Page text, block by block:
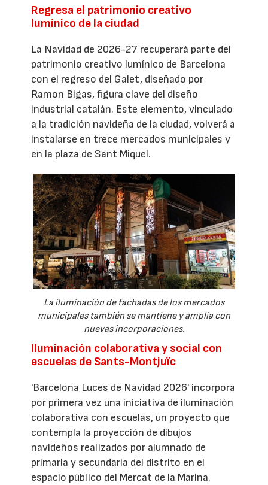
Regresa el patrimonio creativo
lumínico de la ciudad
La Navidad de 2026-27 recuperará parte del
patrimonio creativo lumínico de Barcelona
con el regreso del Galet, diseñado por
Ramon Bigas, figura clave del diseño
industrial catalán. Este elemento, vinculado
a la tradición navideña de la ciudad, volverá a
instalarse en trece mercados municipales y
en la plaza de Sant Miquel.
La iluminación de fachadas de los mercados
municipales también se mantiene y amplía con
nuevas incorporaciones.
Iluminación colaborativa y social con
escuelas de Sants-Montjuïc
'Barcelona Luces de Navidad 2026' incorpora
por primera vez una iniciativa de iluminación
colaborativa con escuelas, un proyecto que
contempla la proyección de dibujos
navideños realizados por alumnado de
primaria y secundaria del distrito en el
espacio público del Mercat de la Marina.